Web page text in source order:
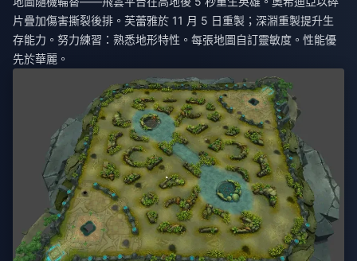
片疊加傷害撕裂後排。芙蕾雅於 11 月 5 日重製；深淵重製提升生
存能力。努力練習：熟悉地形特性。每張地圖自訂靈敏度。性能優
先於華麗。